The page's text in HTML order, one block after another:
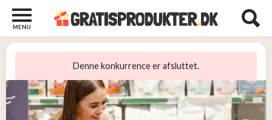
MENU
Denne konkurrence er afsluttet.
Børn
Diverse